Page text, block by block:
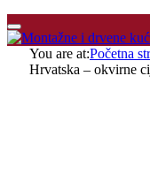
You are at:Početna
Hrvatska – okvirne